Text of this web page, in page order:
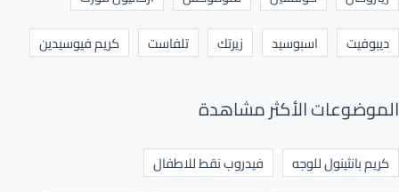
ديبوفيت
اسبوسيد زيرتك تلفاست كريم فيوسيدين
الموضوعات الأكثر مشاهدة
كريم بانثينول للوجه
فيدروب نقط للاطفال